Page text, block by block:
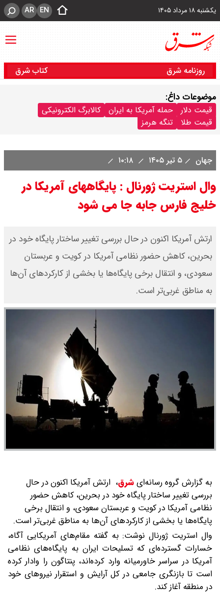
یکشنبه ۱۸ مرداد ۱۴۰۵ EN
AR
روزنامه شرق کتاب شرق
موضوعات داغ:
قیمت دلار حمله آمریکا به ایران
کالابرگ الکترونیکی
قیمت طلا
تنگه هرمز
جهان ۵ تیر ۱۴۰۵
وال استریت ژورنال : پایگاههای آمریکا در
خلیج فارس جابه جا می شود
ارتش آمریکا اکنون در حال بررسی تغییر ساختار پایگاه خود در
بحرین، کاهش حضور نظامی آمریکا در کویت و عربستان
سعودی، و انتقال برخی پایگاه‌ها یا بخشی از کارکردهای آن‌ها
به مناطق غربی‌تر است.
به گزارش گروه رسانه‌ایشرق، ارتش آمریکا اکنون در حال
بررسی تغییر ساختار پایگاه خود در بحرین، کاهش حضور
نظامی آمریکا در کویت و عربستان سعودی، و انتقال برخی
پایگاه‌ها یا بخشی از کارکردهای آن‌ها به مناطق غربی‌تر است.
وال استریت ژورنال نوشت: به گفته مقام‌های آمریکایی آگاه،
خسارات گسترده‌ای که تسلیحات ایران به پایگاه‌های نظامی
آمریکا در سراسر خاورمیانه وارد کرده‌اند، پنتاگون را وادار کرده
است تا بازنگری جامعی در کل آرایش و استقرار نیروهای خود
در منطقه آغاز کند.